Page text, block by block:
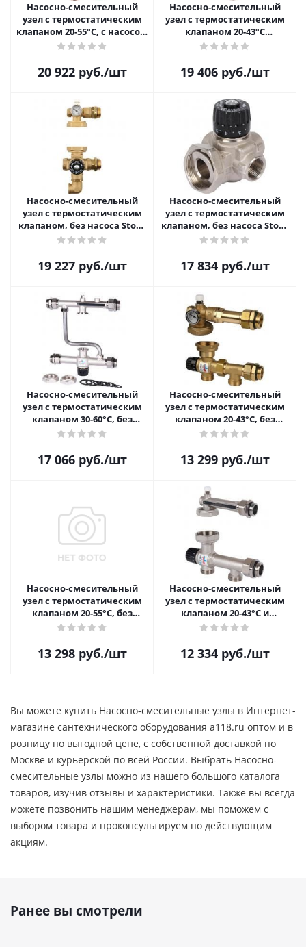
Насосно-смесительный
узел с термостатическим
клапаном 20-55°C, с насосом
UPSO 25-65, 130 mm Stout
20 922руб./шт
Насосно-смесительный
узел с термостатическим
клапаном 20-43°C
жидкокристаллическим
UPSO 25-65, 130 mm Stout
SDG-0120-005001
19 406руб./шт
Насосно-смесительный
узел с термостатическим
клапаном, без насоса Stout
SDG-0020-001000
19 227руб./шт
Насосно-смесительный
узел с термостатическим
клапаном, без насоса Stout
SDG-0120-001000
17 834руб./шт
Насосно-смесительный
узел с термостатическим
клапаном 30-60°C, без
насоса Stout SDG-0120-
17 066руб./шт
Насосно-смесительный
узел с термостатическим
клапаном 20-43°C, без
насоса Stout SDG-0020-
13 299руб./шт
Насосно-смесительный
узел с термостатическим
клапаном 20-55°C, без
насоса Stout SDG-0120-
13 298руб./шт
Насосно-смесительный
узел с термостатическим
клапаном 20-43°C и
жидкокристаллическим
Stout SDG-0120-005000
12 334руб./шт
Вы можете купить Насосно-смесительные узлы в Интернет-
магазине сантехнического оборудования a118.ru оптом и в
розницу по выгодной цене, c собственной доставкой по
Москве и курьерской по всей России. Выбрать Насосно-
смесительные узлы можно из нашего большого каталога
товаров, изучив отзывы и характеристики. Также вы всегда
можете позвонить нашим менеджерам, мы поможем с
выбором товара и проконсультируем по действующим
акциям.
Ранее вы смотрели